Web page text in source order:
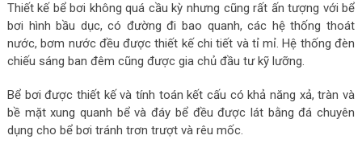
Thiết kế bể bơi không quá cầu kỳ nhưng cũng rất ấn tượng với bể
bơi hình bầu dục, có đường đi bao quanh, các hệ thống thoát
nước, bơm nước đều được thiết kế chi tiết và tỉ mỉ. Hệ thống đèn
chiếu sáng ban đêm cũng được gia chủ đầu tư kỹ lưỡng.
Bể bơi được thiết kế và tính toán kết cấu có khả năng xả, tràn và
bề mặt xung quanh bể và đáy bể đều được lát bằng đá chuyên
dụng cho bể bơi tránh trơn trượt và rêu mốc.